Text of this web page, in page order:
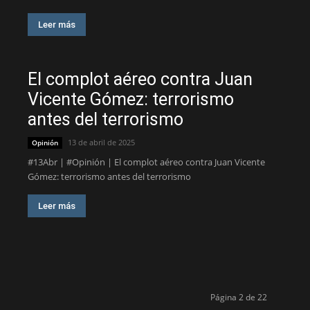
Leer más
El complot aéreo contra Juan
Vicente Gómez: terrorismo
antes del terrorismo
Opinión 13 de abril de 2025
#13Abr | #Opinión | El complot aéreo contra Juan Vicente
Gómez: terrorismo antes del terrorismo
Leer más
Página 2 de 22